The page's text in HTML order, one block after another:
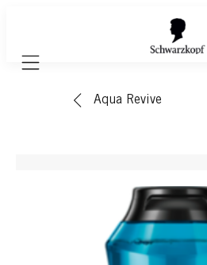
Mobile navigation
Aqua Revive